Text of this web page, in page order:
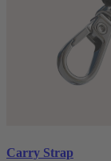
Carry Strap